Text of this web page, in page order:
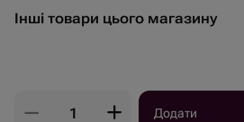
Інші товари цього магазину
Додати